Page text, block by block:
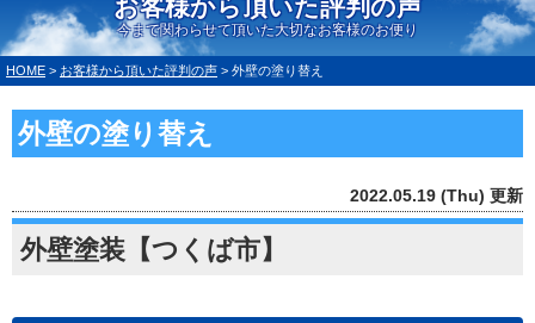
お客様から頂いた評判の声
今まで関わらせて頂いた大切なお客様のお便り
HOME > お客様から頂いた評判の声 > 外壁の塗り替え
外壁の塗り替え
2022.05.19 (Thu) 更新
外壁塗装【つくば市】